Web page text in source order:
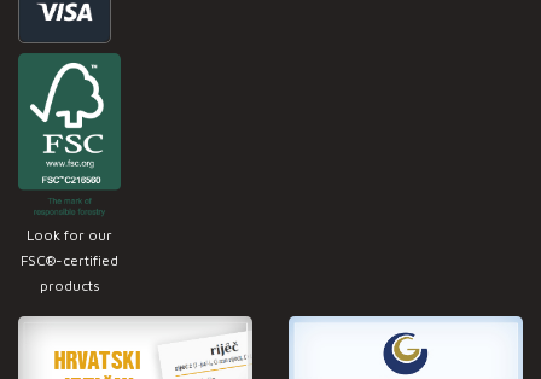
Look for our
FSC®-certified
products